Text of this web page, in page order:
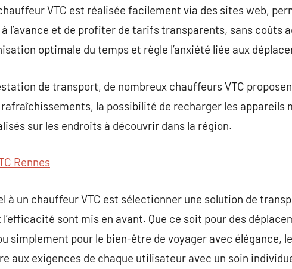
VTC est réalisée facilement via des sites web,
l’avance et de profiter de tarifs transparents, sans coûts
optimale du temps et règle l’anxiété liée aux
de transport, de nombreux chauffeurs VTC
la possibilité de recharger les appareils
sur les endroits à découvrir dans la région.
Rennes
à un chauffeur VTC est sélectionner une solution de
sont mis en avant. Que ce soit pour des
simplement pour le bien-être de voyager avec élégance,
aux exigences de chaque utilisateur avec un soin